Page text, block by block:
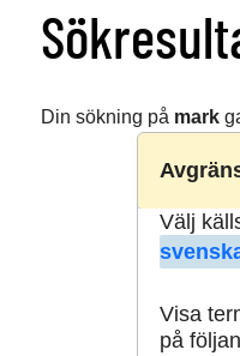
Din sökning på mark
Välj
Visa
på